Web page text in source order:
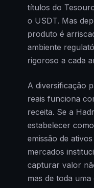
títulos do
o USDT. Mas
produto é
ambiente
rigoroso a cada
A diversificação
reais funciona
receita. Se a
estabelecer
emissão de
mercados
capturar valor
mas de toda